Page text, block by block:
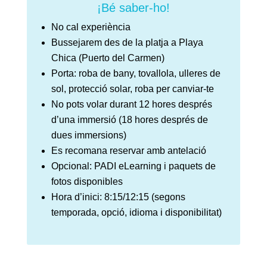
¡Bé saber-ho!
No cal experiència
Bussejarem des de la platja a Playa
Chica (Puerto del Carmen)
Porta: roba de bany, tovallola, ulleres de
sol, protecció solar, roba per canviar-te
No pots volar durant 12 hores després
d’una immersió (18 hores després de
dues immersions)
Es recomana reservar amb antelació
Opcional: PADI eLearning i paquets de
fotos disponibles
Hora d’inici: 8:15/12:15 (segons
temporada, opció, idioma i disponibilitat)